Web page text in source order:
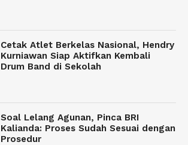
Cetak Atlet Berkelas Nasional, Hendry
Kurniawan Siap Aktifkan Kembali
Drum Band di Sekolah
Soal Lelang Agunan, Pinca BRI
Kalianda: Proses Sudah Sesuai dengan
Prosedur